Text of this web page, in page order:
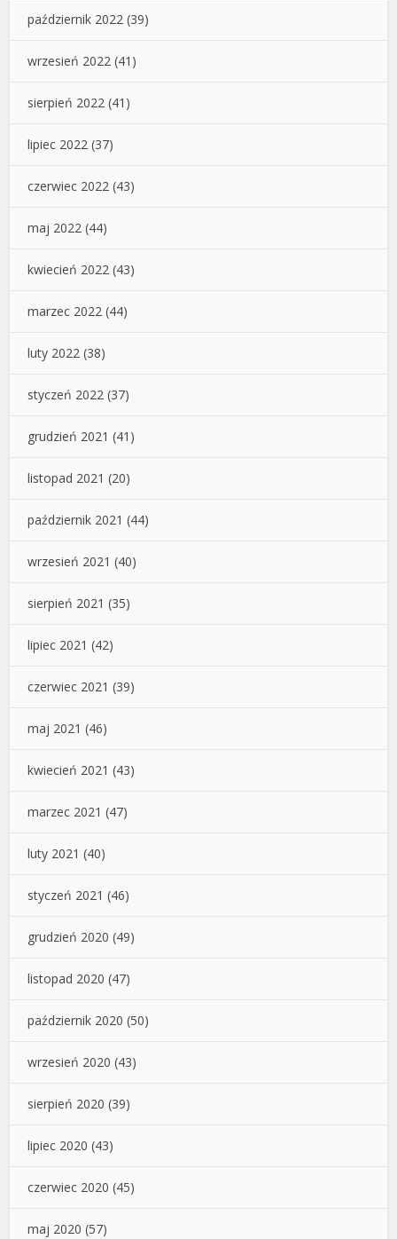
październik 2022 (39)
wrzesień 2022 (41)
sierpień 2022 (41)
lipiec 2022 (37)
czerwiec 2022 (43)
maj 2022 (44)
kwiecień 2022 (43)
marzec 2022 (44)
luty 2022 (38)
styczeń 2022 (37)
grudzień 2021 (41)
listopad 2021 (20)
październik 2021 (44)
wrzesień 2021 (40)
sierpień 2021 (35)
lipiec 2021 (42)
czerwiec 2021 (39)
maj 2021 (46)
kwiecień 2021 (43)
marzec 2021 (47)
luty 2021 (40)
styczeń 2021 (46)
grudzień 2020 (49)
listopad 2020 (47)
październik 2020 (50)
wrzesień 2020 (43)
sierpień 2020 (39)
lipiec 2020 (43)
czerwiec 2020 (45)
maj 2020 (57)